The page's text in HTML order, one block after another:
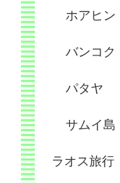
ホアヒン
バンコク
パタヤ
サムイ島
ラオス旅行